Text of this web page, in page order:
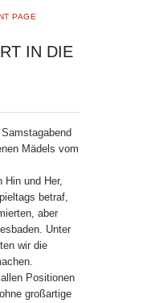
PAGE
IN DIE
Mädels vom
Hin und Her,
betraf,
aber
Unter
wir die
Positionen
großartige